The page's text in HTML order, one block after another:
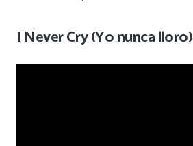
I Never Cry (Yo nunca lloro)